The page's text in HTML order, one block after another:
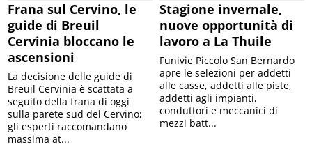
Frana sul Cervino, le
guide di Breuil
Cervinia bloccano le
ascensioni
La decisione delle guide di
Breuil Cervinia è scattata a
seguito della frana di oggi
sulla parete sud del Cervino;
gli esperti raccomandano
massima at...
Stagione invernale,
nuove opportunità di
lavoro a La Thuile
Funivie Piccolo San Bernardo
apre le selezioni per addetti
alle casse, addetti alle piste,
addetti agli impianti,
conduttori e meccanici di
mezzi batt...